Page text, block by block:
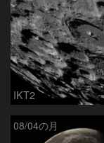
IKT2
08/04の月